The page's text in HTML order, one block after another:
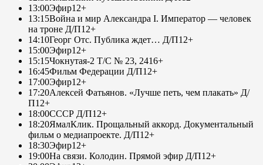
13:00Эфир12+
13:15Война и мир Александра I. Император — человек
на троне Д/П12+
14:10Георг Отс. Публика ждет… Д/П12+
15:00Эфир12+
15:15Чокнутая-2 Т/С № 23, 2416+
16:45Фильм Федерации Д/П12+
17:00Эфир12+
17:20Алексей Фатьянов. «Лучше петь, чем плакать» Д/
П12+
18:00СССР Д/П12+
18:20ЯмалКлик. Прощальный аккорд. Документальный
фильм о медиапроекте. Д/П12+
18:30Эфир12+
19:00На связи. Колодин. Прямой эфир Д/П12+